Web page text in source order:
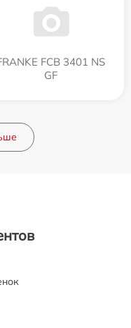
FCB 3401 NS
GF